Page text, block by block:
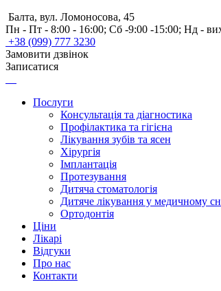
Балта, вул. Ломоносова, 45
Пн - Пт - 8:00 - 16:00; Сб -9:00 -15:00; Нд -
+38 (099) 777 3230
Замовити дзвінок
Записатися
Послуги
Консультація та діагностика
Профілактика та гігієна
Лікування зубів та ясен
Хірургія
Імплантація
Протезування
Дитяча стоматологія
Дитяче лікування у медичному
Ортодонтія
Ціни
Лікарі
Відгуки
Про нас
Контакти